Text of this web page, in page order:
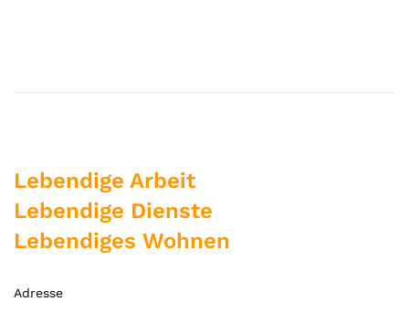
Lebendige Arbeit
Lebendige Dienste
Lebendiges Wohnen
Adresse